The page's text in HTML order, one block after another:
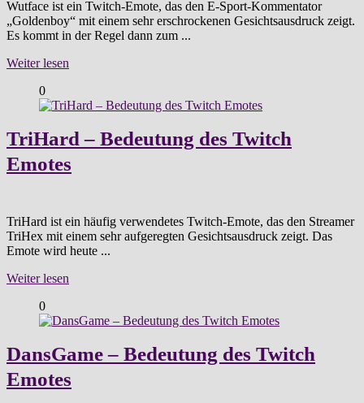
Wutface ist ein Twitch-Emote, das den E-Sport-Kommentator
„Goldenboy“ mit einem sehr erschrockenen Gesichtsausdruck zeigt.
Es kommt in der Regel dann zum ...
Weiter lesen
0
TriHard – Bedeutung des Twitch
Emotes
TriHard ist ein häufig verwendetes Twitch-Emote, das den Streamer
TriHex mit einem sehr aufgeregten Gesichtsausdruck zeigt. Das
Emote wird heute ...
Weiter lesen
0
DansGame – Bedeutung des Twitch
Emotes